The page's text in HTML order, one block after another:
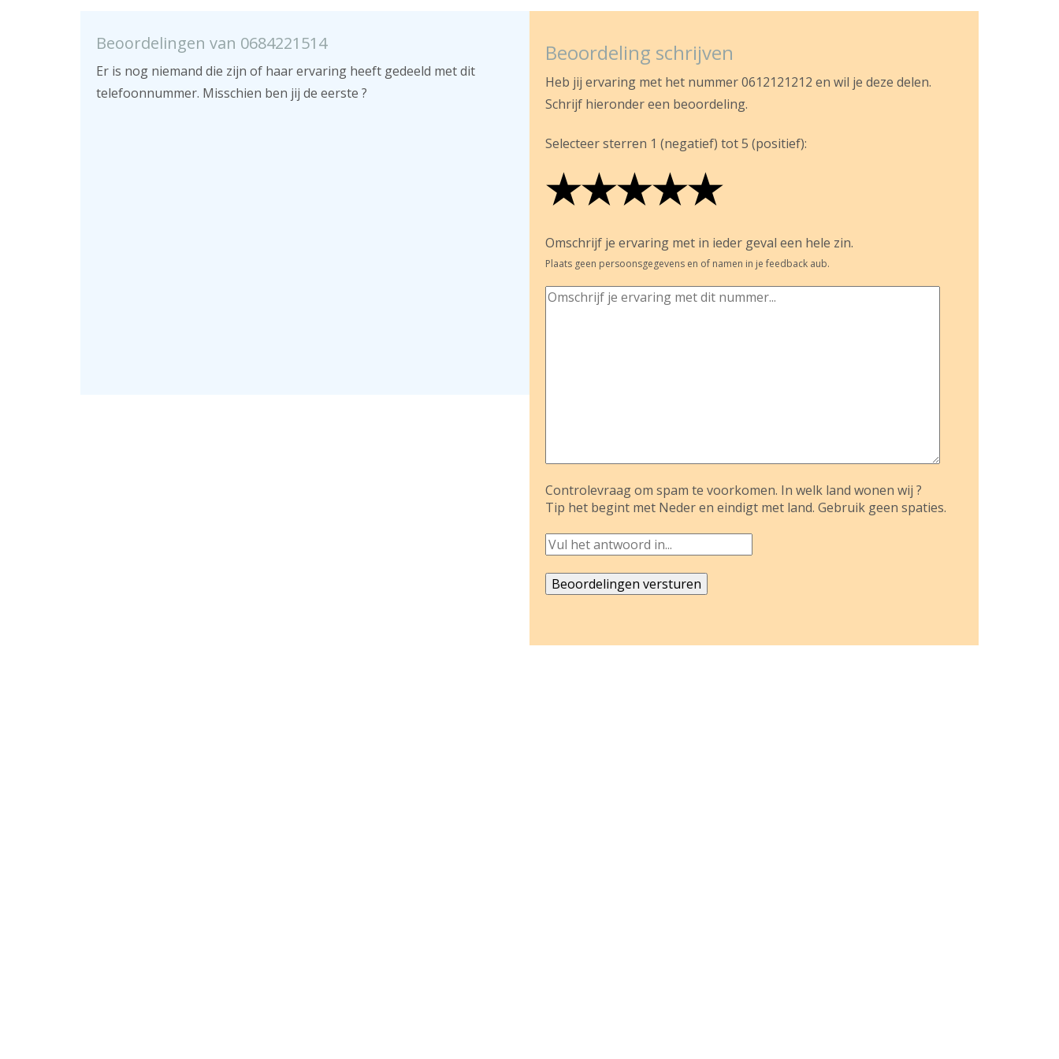
Beoordelingen van 0684221514
Er is nog niemand die zijn of haar ervaring heeft gedeeld met dit
telefoonnummer. Misschien ben jij de eerste ?
Beoordeling schrijven
Heb jij ervaring met het nummer 0612121212 en wil je deze delen.
Schrijf hieronder een beoordeling.
Selecteer sterren 1 (negatief) tot 5 (positief):
★
★★
★★★
★★★★
★★★★★
Omschrijf je ervaring met in ieder geval een hele zin.
Plaats geen persoonsgegevens en of namen in je feedback aub.
Controlevraag om spam te voorkomen. In welk land wonen wij ?
Tip het begint met Neder en eindigt met land. Gebruik geen spaties.